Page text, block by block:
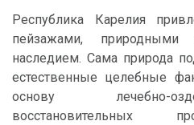
Республика Карелия
пейзажами,
наследием. Сама природа
естественные целебные
основу лечебно-
восстановительных